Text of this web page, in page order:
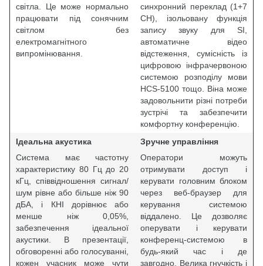
світла. Це може нормально
працювати під сонячним
світлом без
електромагнітного
випромінювання.
синхронний переклад (1+7
СН), ізольовану функція
запису звуку для SI,
автоматичне відео
відстеження, сумісність із
цифровою інфрачервоною
системою розподілу мови
HCS-5100 тощо. Віна може
задовольнити різні потреби
зустрічі та забезпечити
комфортну конференцію.
Ідеальна акустика
Система має частотну
характеристику 80 Гц до 20
кГц, співвідношення сигнал/
шум рівне або більше ніж 90
дБА, і КНІ дорівнює або
менше ніж 0,05%,
забезпечення ідеальної
акустики. В презентації,
обговоренні або голосуванні,
кожен учасник може чути
Зручне управління
Оператори можуть
отримувати доступ і
керувати головним блоком
через веб-браузер для
керування системою
віддалено. Це дозволяє
оперувати і керувати
конференц-системою в
будь-який час і де
завгодно. Велика гнучкість і